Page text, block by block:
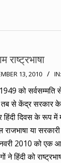
राष्ट्रभाषा
13, 2010 IN:
को सर्वसम्मति
तब से केंद्र सरकार
हिंदी दिवस के रूप
या सरकारी
2010 को एक
ने हिंदी को